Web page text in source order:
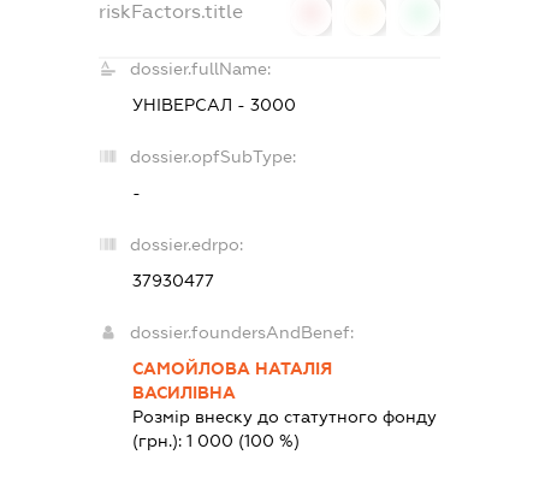
riskFactors.title
dossier.fullName:
УНІВЕРСАЛ - 3000
dossier.opfSubType:
-
dossier.edrpo:
37930477
dossier.foundersAndBenef:
САМОЙЛОВА НАТАЛІЯ
ВАСИЛІВНА
Розмір внеску до статутного фонду
(грн.):1 000 (100 %)